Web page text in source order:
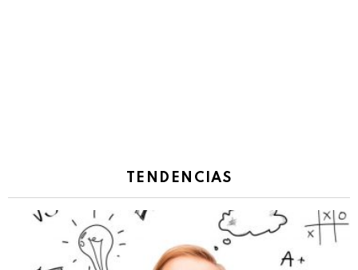
TENDENCIAS